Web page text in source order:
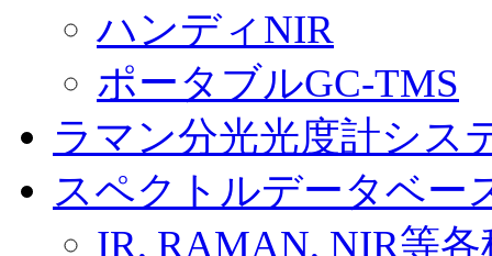
ハンディNIR
ポータブルGC-TMS
ラマン分光光度計シス
スペクトルデータベー
IR, RAMAN, NIR等